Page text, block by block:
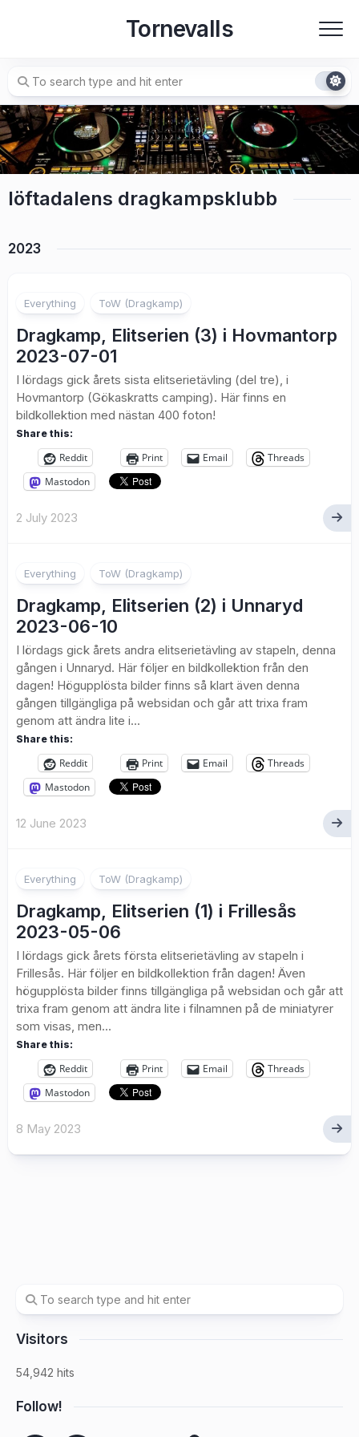
Tornevalls
löftadalens dragkampsklubb
2023
Everything ToW (Dragkamp)
Dragkamp, Elitserien (3) i Hovmantorp
2023-07-01
I lördags gick årets sista elitserietävling (del tre), i
Hovmantorp (Gökaskratts camping). Här finns en
bildkollektion med nästan 400 foton!
Share this:
Reddit Print Email
Threads
Mastodon
2 July 2023
Everything ToW (Dragkamp)
Dragkamp, Elitserien (2) i Unnaryd
2023-06-10
I lördags gick årets andra elitserietävling av stapeln, denna
gången i Unnaryd. Här följer en bildkollektion från den
dagen! Högupplösta bilder finns så klart även denna
gången tillgängliga på websidan och går att trixa fram
genom att ändra lite i...
Share this:
Reddit Print Email
Threads
Mastodon
12 June 2023
Everything ToW (Dragkamp)
Dragkamp, Elitserien (1) i Frillesås
2023-05-06
I lördags gick årets första elitserietävling av stapeln i
Frillesås. Här följer en bildkollektion från dagen! Även
högupplösta bilder finns tillgängliga på websidan och går att
trixa fram genom att ändra lite i filnamnen på de miniatyrer
som visas, men...
Share this:
Reddit Print Email
Threads
Mastodon
8 May 2023
Visitors
54,942 hits
Follow!